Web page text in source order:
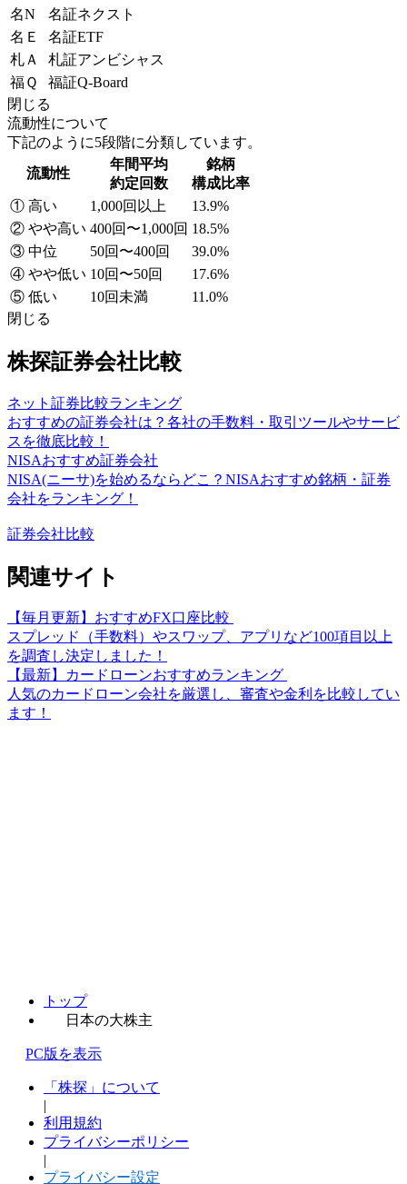
名N
名証ネクスト
名Ｅ
名証ETF
札Ａ
札証アンビシャス
福Ｑ
福証Q-Board
閉じる
流動性について
下記のように5段階に分類しています。
流動性
年間平均
約定回数
銘柄
構成比率
① 高い
1,000回以上
13.9%
② やや高い 400回〜1,000回 18.5%
③ 中位
50回〜400回
39.0%
④ やや低い 10回〜50回
17.6%
⑤ 低い
10回未満
11.0%
閉じる
株探証券会社比較
ネット証券比較ランキング
おすすめの証券会社は？各社の手数料・取引ツールやサービ
スを徹底比較！
NISAおすすめ証券会社
NISA(ニーサ)を始めるならどこ？NISAおすすめ銘柄・証券
会社をランキング！
証券会社比較
関連サイト
【毎月更新】おすすめFX口座比較
スプレッド（手数料）やスワップ、アプリなど100項目以上
を調査し決定しました！
【最新】カードローンおすすめランキング
人気のカードローン会社を厳選し、審査や金利を比較してい
ます！
トップ
日本の大株主
PC版を表示
「株探」について
|
利用規約
プライバシーポリシー
|
プライバシー設定